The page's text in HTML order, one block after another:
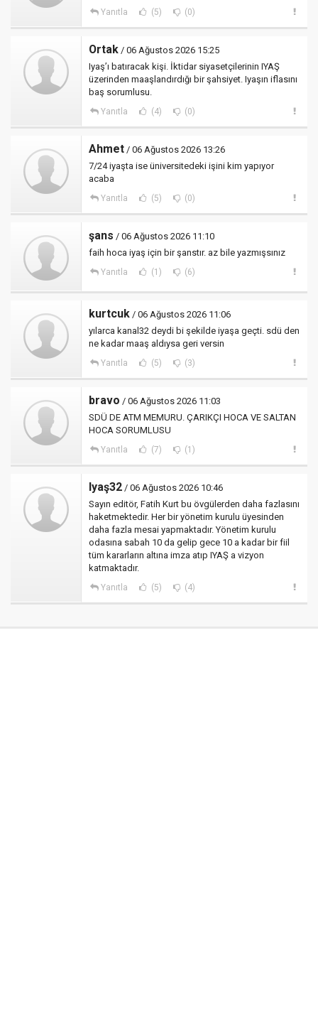
Yanıtla (5) (0)
Ortak / 06 Ağustos 2026 15:25
Iyaş’ı batıracak kişi. İktidar siyasetçilerinin IYAŞ
üzerinden maaşlandırdığı bir şahsiyet. Iyaşın iflasını
baş sorumlusu.
Yanıtla (4) (0)
Ahmet / 06 Ağustos 2026 13:26
7/24 iyaşta ise üniversitedeki işini kim yapıyor
acaba
Yanıtla (5) (0)
şans / 06 Ağustos 2026 11:10
faih hoca iyaş için bir şanstır. az bile yazmışsınız
Yanıtla (1) (6)
kurtcuk / 06 Ağustos 2026 11:06
yılarca kanal32 deydi bi şekilde iyaşa geçti. sdü den
ne kadar maaş aldıysa geri versin
Yanıtla (5) (3)
bravo / 06 Ağustos 2026 11:03
SDÜ DE ATM MEMURU. ÇARIKÇI HOCA VE SALTAN
HOCA SORUMLUSU
Yanıtla (7) (1)
Iyaş32 / 06 Ağustos 2026 10:46
Sayın editör, Fatih Kurt bu övgülerden daha fazlasını
haketmektedir. Her bir yönetim kurulu üyesinden
daha fazla mesai yapmaktadır. Yönetim kurulu
odasına sabah 10 da gelip gece 10 a kadar bir fiil
tüm kararların altına imza atıp IYAŞ a vizyon
katmaktadır.
Yanıtla (5) (4)